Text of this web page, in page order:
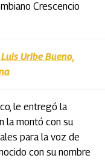
Crescencio
Uribe Bueno,
le entregó la
la montó con su
para la voz de
con su nombre